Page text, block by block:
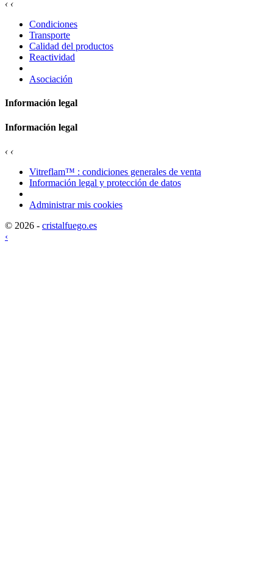
‹ ‹
Condiciones
Transporte
Calidad del productos
Reactividad
Asociación
Información legal
Información legal
‹ ‹
Vitreflam™ : condiciones generales de venta
Información legal y protección de datos
Administrar mis cookies
© 2026 - cristalfuego.es
‹